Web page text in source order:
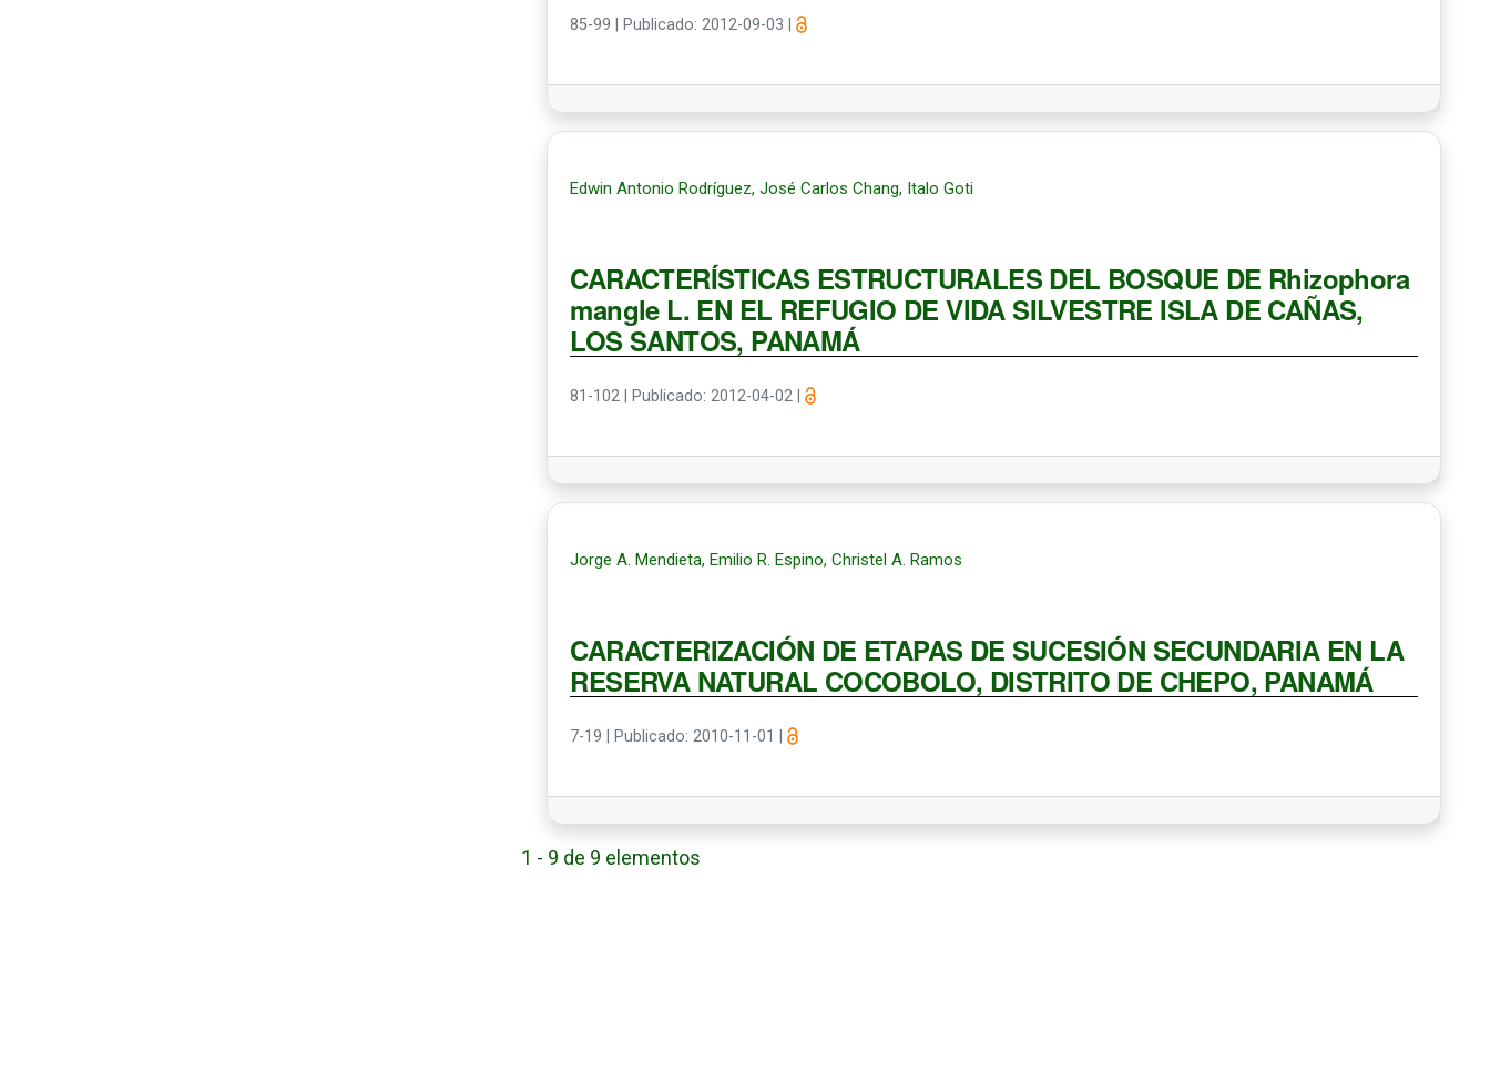
85-99 Publicado: 2012-09-03 |
Edwin Antonio Rodríguez, José Carlos Chang, Italo Goti
CARACTERÍSTICAS ESTRUCTURALES DEL BOSQUE DE Rhizophora
mangle L. EN EL REFUGIO DE VIDA SILVESTRE ISLA DE CAÑAS,
LOS SANTOS, PANAMÁ
81-102 Publicado: 2012-04-02 |
Jorge A. Mendieta, Emilio R. Espino, Christel A. Ramos
CARACTERIZACIÓN DE ETAPAS DE SUCESIÓN SECUNDARIA EN LA
RESERVA NATURAL COCOBOLO, DISTRITO DE CHEPO, PANAMÁ
7-19 Publicado: 2010-11-01 |
1 - 9 de 9 elementos